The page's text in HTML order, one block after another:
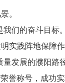
。
我们的奋斗目标
践阵地保障
发展的濮阳路径
誉称号，成功